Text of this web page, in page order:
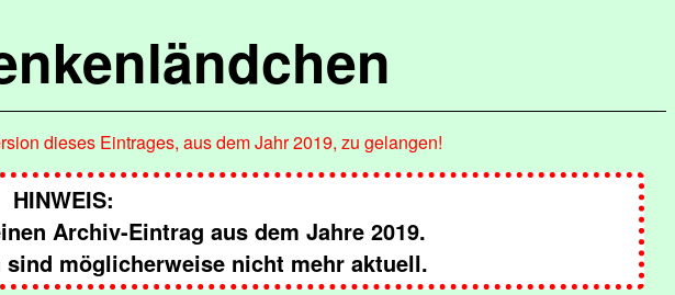
dieses Eintrages, aus dem Jahr 2019, zu gelangen!
HINWEIS:
Archiv-Eintrag aus dem Jahre 2019.
möglicherweise nicht mehr aktuell.